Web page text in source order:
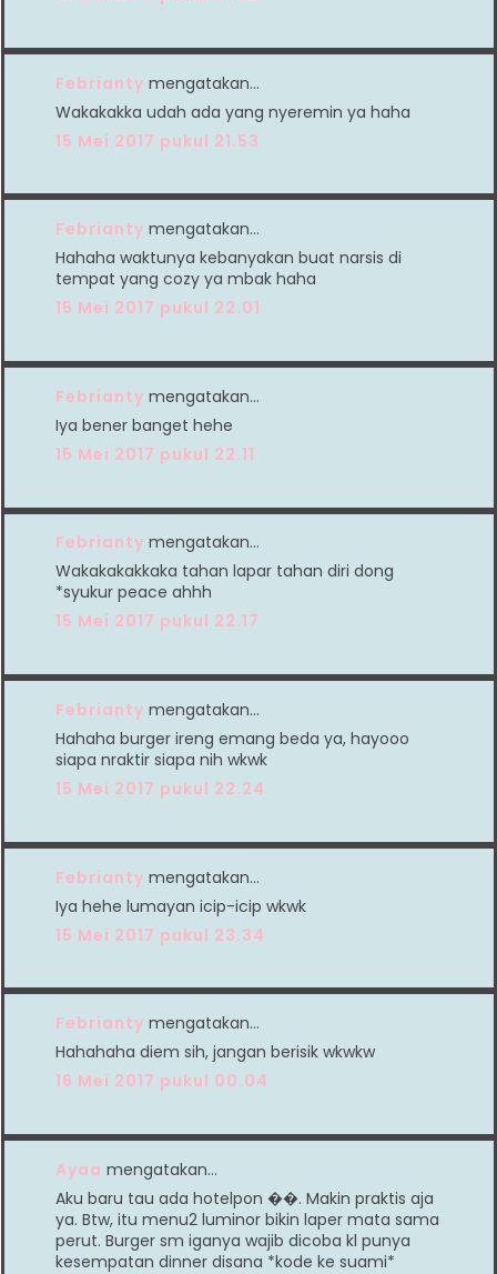
Febrianty mengatakan…
Wakakakka udah ada yang nyeremin ya haha
15 Mei 2017 pukul 21.53
Febrianty mengatakan…
Hahaha waktunya kebanyakan buat narsis di
tempat yang cozy ya mbak haha
15 Mei 2017 pukul 22.01
Febrianty mengatakan…
Iya bener banget hehe
15 Mei 2017 pukul 22.11
Febrianty mengatakan…
Wakakakakkaka tahan lapar tahan diri dong
*syukur peace ahhh
15 Mei 2017 pukul 22.17
Febrianty mengatakan…
Hahaha burger ireng emang beda ya, hayooo
siapa nraktir siapa nih wkwk
15 Mei 2017 pukul 22.24
Febrianty mengatakan…
Iya hehe lumayan icip-icip wkwk
15 Mei 2017 pukul 23.34
Febrianty mengatakan…
Hahahaha diem sih, jangan berisik wkwkw
16 Mei 2017 pukul 00.04
Ayaa mengatakan…
Aku baru tau ada hotelpon ��. Makin praktis aja
ya. Btw, itu menu2 luminor bikin laper mata sama
perut. Burger sm iganya wajib dicoba kl punya
kesempatan dinner disana *kode ke suami*